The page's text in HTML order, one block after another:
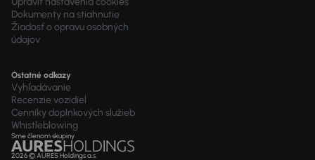
Dokumenty na stiahnutie
Žiadosť o opravu osobných
údajov
Ostatné odkazy
Vyhľadávanie
Recenzie vozidiel
Cenníky doplnkových služieb
Whistleblowing
Sme členom skupiny
2026 © AURES Holdings a.s.